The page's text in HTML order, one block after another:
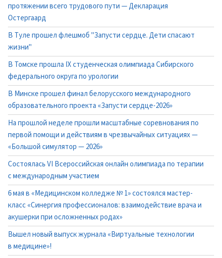
протяжении всего трудового пути — Декларация
Остергаард
В Туле прошел флешмоб "Запусти сердце. Дети спасают
жизни"
В Томске прошла IX студенческая олимпиада Сибирского
федерального округа по урологии
В Минске прошел финал белорусского международного
образовательного проекта «Запусти сердце-2026»
На прошлой неделе прошли масштабные соревнования по
первой помощи и действиям в чрезвычайных ситуациях —
«Большой симулятор — 2026»
Состоялась VI Всероссийская онлайн олимпиада по терапии
с международным участием
6 мая в «Медицинском колледже № 1» состоялся мастер-
класс «Синергия профессионалов: взаимодействие врача и
акушерки при осложненных родах»
Вышел новый выпуск журнала «Виртуальные технологии
в медицине»!